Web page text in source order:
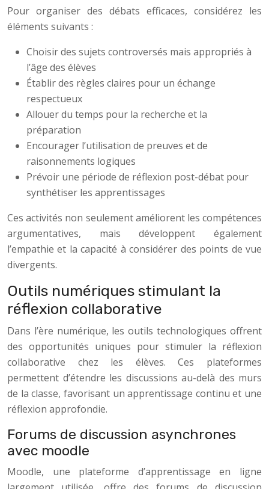
Pour organiser des débats efficaces, considérez les
éléments suivants :
Choisir des sujets controversés mais appropriés à
l’âge des élèves
Établir des règles claires pour un échange
respectueux
Allouer du temps pour la recherche et la
préparation
Encourager l’utilisation de preuves et de
raisonnements logiques
Prévoir une période de réflexion post-débat pour
synthétiser les apprentissages
Ces activités non seulement améliorent les compétences
argumentatives, mais développent également
l’empathie et la capacité à considérer des points de vue
divergents.
Outils numériques stimulant la
réflexion collaborative
Dans l’ère numérique, les outils technologiques offrent
des opportunités uniques pour stimuler la réflexion
collaborative chez les élèves. Ces plateformes
permettent d’étendre les discussions au-delà des murs
de la classe, favorisant un apprentissage continu et une
réflexion approfondie.
Forums de discussion asynchrones
avec moodle
Moodle, une plateforme d’apprentissage en ligne